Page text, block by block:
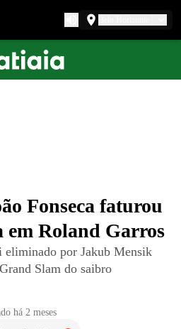
Fonseca faturou
em Roland Garros
eliminado por Jakub Mensik
Slam do saibro
há 2 meses